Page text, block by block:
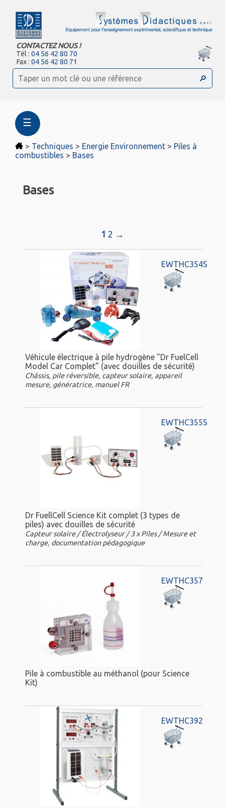
CONTACTEZ NOUS !
Tél :04 56 42 80 70
Fax :04 56 42 80 71
☰
> Techniques > Energie Environnement > Piles à
combustibles > Bases
Bases
1 2 →
EWTHC354S
Véhicule électrique à pile hydrogène "Dr FuelCell
Model Car Complet" (avec douilles de sécurité)
Châssis, pile réversible, capteur solaire, appareil
mesure, génératrice, manuel FR
EWTHC355S
Dr FuellCell Science Kit complet (3 types de
piles) avec douilles de sécurité
Capteur solaire / Électrolyseur / 3 x Piles / Mesure et
charge, documentation pédagogique
EWTHC357
Pile à combustible au méthanol (pour Science
Kit)
EWTHC392